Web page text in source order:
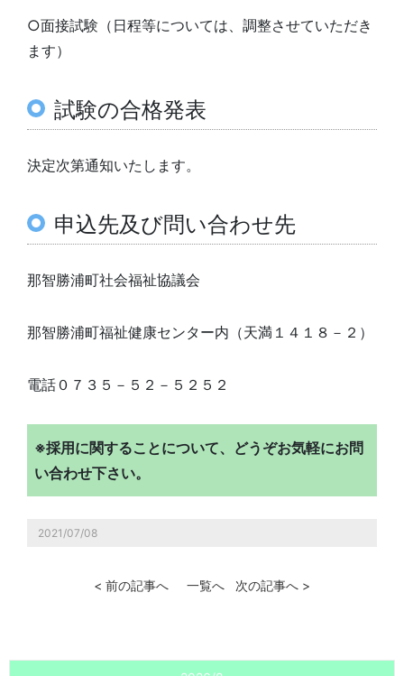
○面接試験（日程等については、調整させていただき
ます）
試験の合格発表
決定次第通知いたします。
申込先及び問い合わせ先
那智勝浦町社会福祉協議会
那智勝浦町福祉健康センター内（天満１４１８－２）
電話０７３５－５２－５２５２
※採用に関することについて、どうぞお気軽にお問
い合わせ下さい。
2021/07/08
< 前の記事へ 一覧へ 次の記事へ >